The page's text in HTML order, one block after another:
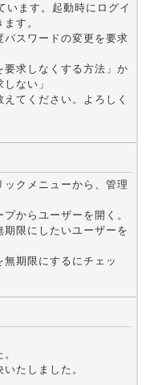
います。起動時にログイ
す。
パスワードの変更を要求
要求しなくする方法」か
ない」
てください。よろしく
クメニューから、管理
からユーザーを開く。
限にしたいユーザーを
期限にするにチェッ
たしました。